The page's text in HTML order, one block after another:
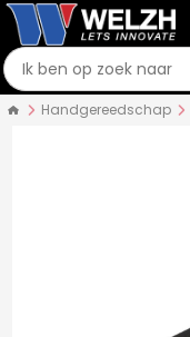
Handgereedschap